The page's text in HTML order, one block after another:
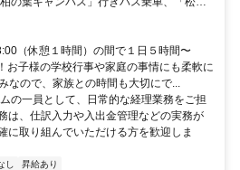
・バイク・自転車通勤OK
（休憩１時間）の間で１日５時間〜
お子様の学校行事や家庭の事情にも柔軟に
なので、家族との時間も大切にで...
の一員として、日常的な経理業務をご担
は、仕訳入力や入出金管理などの実務が
に取り組んでいただける方を歓迎しま
し 昇給あり